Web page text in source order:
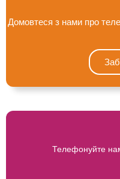
Домовтеся з нами про
Телефонуйте